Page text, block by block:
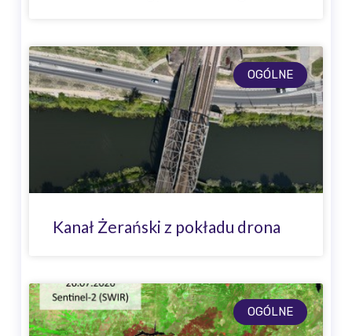
OGÓLNE
Kanał Żerański z pokładu drona
OGÓLNE